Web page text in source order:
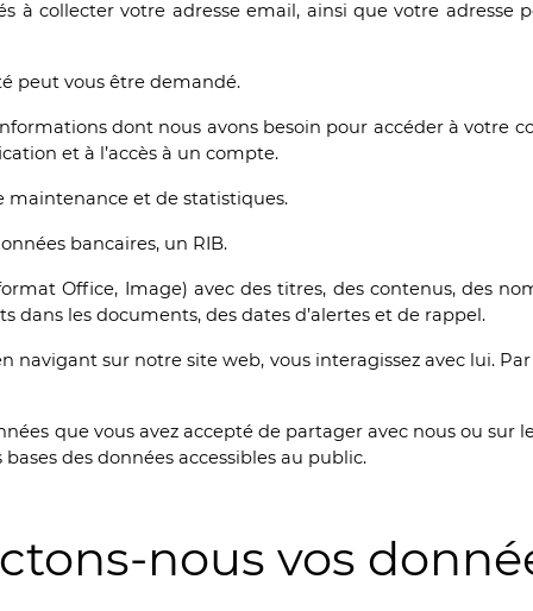
à collecter votre adresse email, ainsi que votre adresse
peut vous être demandé.
dont nous avons besoin pour accéder à votre
et à l’accès à un compte.
maintenance et de statistiques.
bancaires, un RIB.
Office, Image) avec des titres, des contenus, des
les documents, des dates d’alertes et de rappel.
navigant sur notre site web, vous interagissez avec lui.
que vous avez accepté de partager avec nous ou sur
des données accessibles au public.
nous vos